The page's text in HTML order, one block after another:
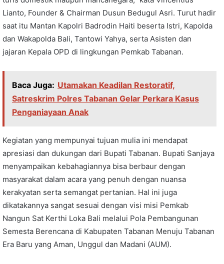
Lianto, Founder & Chairman Dusun Bedugul Asri. Turut hadir
saat itu Mantan Kapolri Badrodin Haiti beserta Istri, Kapolda
dan Wakapolda Bali, Tantowi Yahya, serta Asisten dan
jajaran Kepala OPD di lingkungan Pemkab Tabanan.
Baca Juga: Utamakan Keadilan Restoratif,
Satreskrim Polres Tabanan Gelar Perkara Kasus
Penganiayaan Anak
Kegiatan yang mempunyai tujuan mulia ini mendapat
apresiasi dan dukungan dari Bupati Tabanan. Bupati Sanjaya
menyampaikan kebahagiannya bisa berbaur dengan
masyarakat dalam acara yang penuh dengan nuansa
kerakyatan serta semangat pertanian. Hal ini juga
dikatakannya sangat sesuai dengan visi misi Pemkab
Nangun Sat Kerthi Loka Bali melalui Pola Pembangunan
Semesta Berencana di Kabupaten Tabanan Menuju Tabanan
Era Baru yang Aman, Unggul dan Madani (AUM).